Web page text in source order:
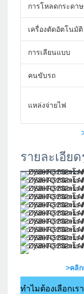
การโหลดกระดาษ
เครื่องตัดอัตโนมัติ
การเลียนแบบ
คนขับรถ
แหล่งจ่ายไฟ
รายละเอีย
>คลิก
ทำไมต้องเลือกเรา